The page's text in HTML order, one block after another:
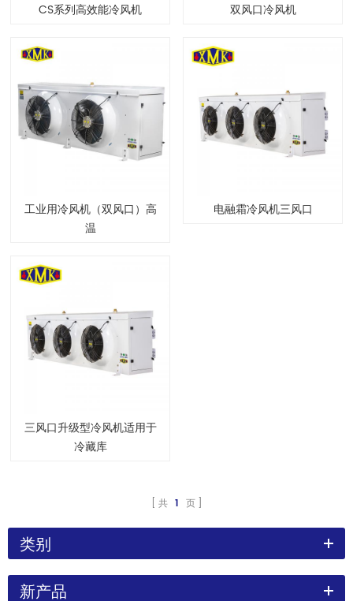
CS系列高效能冷风机 双风口冷风机
工业用冷风机（双风口）高
温
电融霜冷风机三风口
三风口升级型冷风机适用于
冷藏库
共 1 页
类别
新产品